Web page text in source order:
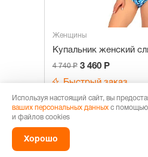
Женщины
Купальник женский
4 740 Р 3 460 Р
Быстрый заказ
Варианты расцветок
Размеры
Используя настоящий сайт, вы
ваших персональных данных с помощью
и файлов cookies
Хорошо